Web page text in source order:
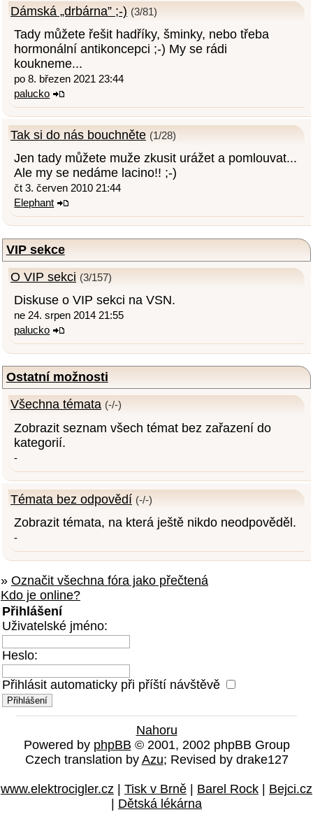
Dámská „drbárna” ;-) (3/81)
Tady můžete řešit hadříky, šminky, nebo třeba
hormonální antikoncepci ;-) My se rádi
koukneme...
po 8. březen 2021 23:44
palucko
Tak si do nás bouchněte (1/28)
Jen tady můžete muže zkusit urážet a pomlouvat...
Ale my se nedáme lacino!! ;-)
čt 3. červen 2010 21:44
Elephant
VIP sekce
O VIP sekci (3/157)
Diskuse o VIP sekci na VSN.
ne 24. srpen 2014 21:55
palucko
Ostatní možnosti
Všechna témata (-/-)
Zobrazit seznam všech témat bez zařazení do
kategorií.
-
Témata bez odpovědí (-/-)
Zobrazit témata, na která ještě nikdo neodpověděl.
-
» Označit všechna fóra jako přečtená
Kdo je online?
Přihlášení
Uživatelské jméno:
Heslo:
Přihlásit automaticky při příští návštěvě
Nahoru
Powered by phpBB © 2001, 2002 phpBB Group
Czech translation by Azu; Revised by drake127
www.elektrocigler.cz | Tisk v Brně | Barel Rock | Bejci.cz
| Dětská lékárna